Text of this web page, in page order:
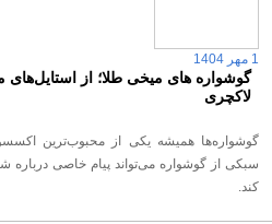
1 مهر 1404
گوشواره های میخی طلا؛ از استایل‌های
لاکچری
گوشواره‌ها همیشه یکی از محبوب‌ترین
سبکی از گوشواره می‌تواند پیام خاصی درباره
کند.